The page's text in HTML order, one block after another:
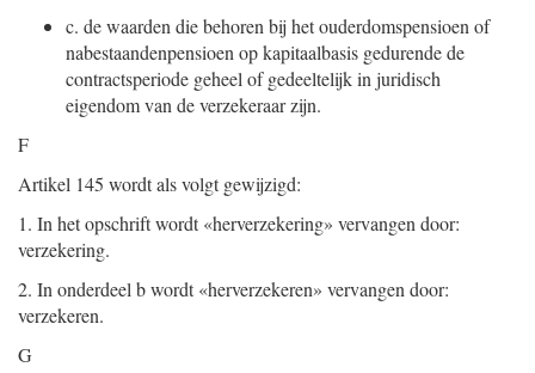
c. de waarden die behoren bij het ouderdomspensioen of
nabestaandenpensioen op kapitaalbasis gedurende de
contractsperiode geheel of gedeeltelijk in juridisch
eigendom van de verzekeraar zijn.
F
Artikel 145 wordt als volgt gewijzigd:
1. In het opschrift wordt «herverzekering» vervangen door:
verzekering.
2. In onderdeel b wordt «herverzekeren» vervangen door:
verzekeren.
G